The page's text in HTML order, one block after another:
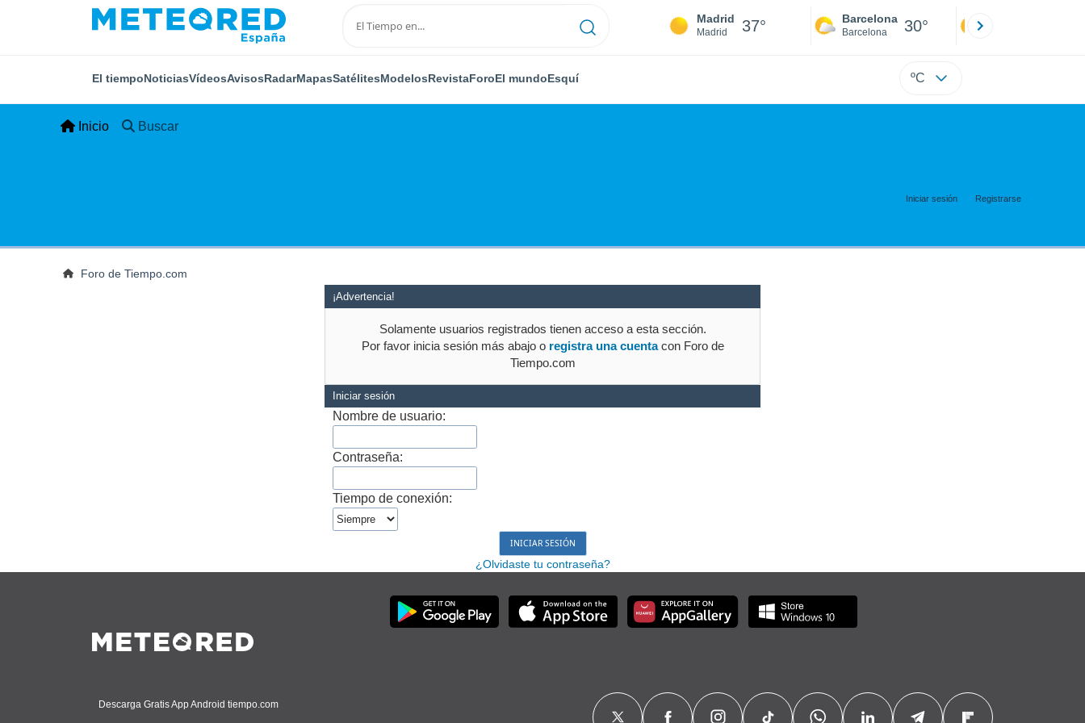
Madrid
Madrid 37° Barcelona
Barcelona 30°
El tiempoNoticiasVídeosAvisosRadarMapasSatélitesModelosRevistaForoEl mundoEsquí ºC
Inicio Buscar
Iniciar sesión Registrarse
Foro de Tiempo.com
¡Advertencia!
Solamente usuarios registrados tienen acceso a esta sección.
Por favor inicia sesión más abajo o registra una cuentacon Foro de
Tiempo.com
Iniciar sesión
Nombre de usuario:
Contraseña:
Tiempo de conexión:
¿Olvidaste tu contraseña?
Descarga Gratis App Android tiempo.com